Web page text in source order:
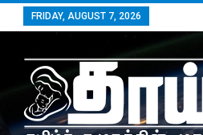
FRIDAY, AUGUST 7, 2026